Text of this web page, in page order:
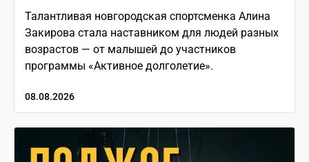
Талантливая новгородская спортсменка Алина
Закирова стала наставником для людей разных
возрастов — от малышей до участников
программы «Активное долголетие».
08.08.2026